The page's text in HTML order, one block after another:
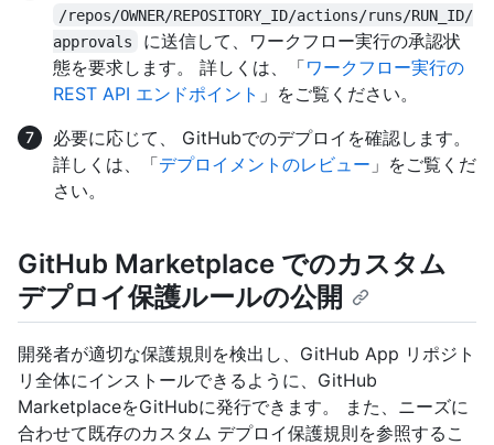
/repos/OWNER/REPOSITORY_ID/actions/runs/RUN_ID/
approvals
に送信して、ワークフロー実行の承認状
態を要求します。 詳しくは、「ワークフロー実行の
REST API エンドポイント 」をご覧ください。
必要に応じて、 GitHubでのデプロイを確認します。
詳しくは、「デプロイメントのレビュー 」をご覧くだ
さい。
GitHub Marketplace でのカスタム
デプロイ保護ルールの公開
開発者が適切な保護規則を検出し、GitHub App リポジト
リ全体にインストールできるように、GitHub
MarketplaceをGitHubに発行できます。 また、ニーズに
合わせて既存のカスタム デプロイ保護規則を参照するこ